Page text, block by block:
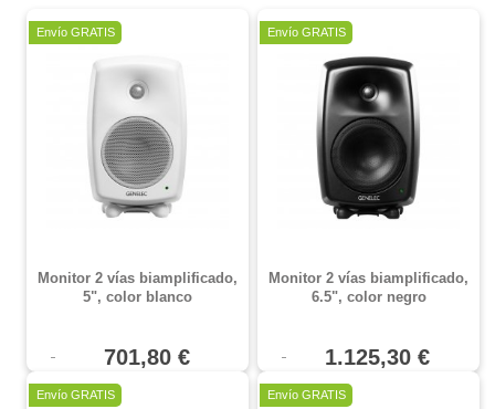
Monitor 2 vías biamplificado,
5", color blanco
701,80 €
Envío GRATIS
Monitor 2 vías biamplificado,
6.5", color negro
1.125,30 €
Envío GRATIS
Envío GRATIS Envío GRATIS